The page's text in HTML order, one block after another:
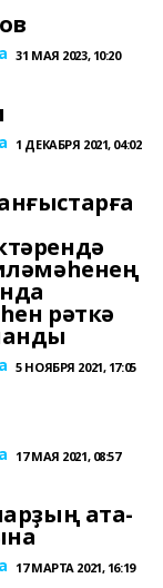
31 МАЯ 2023, 10:20
1 ДЕКАБРЯ 2021, 04:02
рәткә
5 НОЯБРЯ 2021, 17:05
17 МАЯ 2021, 08:57
ата-
17 МАРТА 2021, 16:19